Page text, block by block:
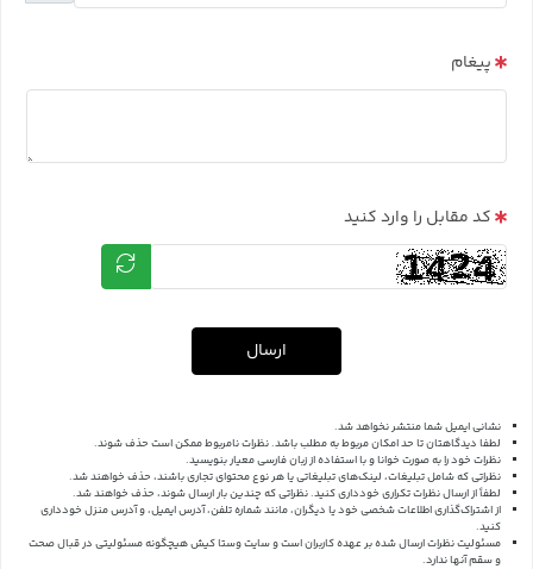
پیغام
کد مقابل را وارد کنید
ارسال
نشانی ایمیل شما منتشر نخواهد شد.
لطفا دیدگاهتان تا حد امکان مربوط به مطلب باشد. نظرات نامربوط ممکن است حذف شوند.
نظرات خود را به صورت خوانا و با استفاده از زبان فارسی معیار بنویسید.
نظراتی که شامل تبلیغات، لینک‌های تبلیغاتی یا هر نوع محتوای تجاری باشند، حذف خواهند شد.
لطفاً از ارسال نظرات تکراری خودداری کنید. نظراتی که چندین بار ارسال شوند، حذف خواهند شد.
از اشتراک‌گذاری اطلاعات شخصی خود یا دیگران، مانند شماره تلفن، آدرس ایمیل، و آدرس منزل خودداری
کنید.
مسئولیت نظرات ارسال شده بر عهده کاربران است و سایت وستا کیش هیچگونه مسئولیتی در قبال صحت
و سقم آنها ندارد.